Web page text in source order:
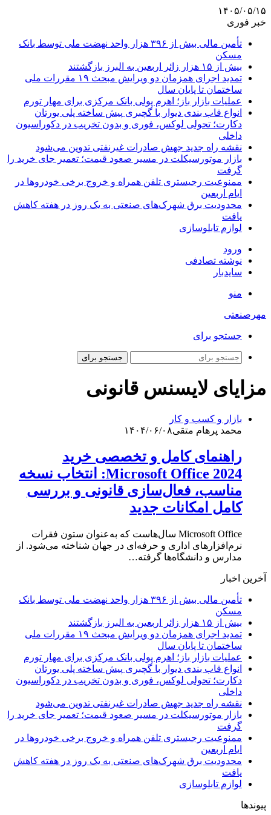
۱۴۰۵/۰۵/۱۵
خبر فوری
تأمین مالی بیش از ۳۹۶ هزار واحد نهضت ملی توسط بانک
مسکن
بیش از ۱۵ هزار زائر اربعین به البرز بازگشتند
تمدید اجرای همزمان دو ویرایش مبحث ۱۹ مقررات ملی
ساختمان تا پایان سال
عملیات بازار باز؛ اهرم پولی بانک مرکزی برای مهار تورم
انواع قاب بندی دیوار با گچبری پیش ساخته پلی یورتان
دکارت؛ تحولی لوکس، فوری و بدون تخریب در دکوراسیون
داخلی
نقشه راه جدید جهش صادرات غیرنفتی تدوین می‌شود
بازار موتورسیکلت در مسیر صعود قیمت؛ تعمیر جای خرید را
گرفت
ممنوعیت رجیستری تلفن همراه و خروج برخی خودروها در
ایام اربعین
محدودیت برق شهرک‌های صنعتی به یک روز در هفته کاهش
یافت
لوازم تابلوسازی
ورود
نوشته تصادفی
سایدبار
منو
مهرصنعتی
جستجو برای
جستجو برای
مزایای لایسنس قانونی
بازار و کسب و کار
محمد پرهام متقی۱۴۰۴/۰۶/۰۸
راهنمای کامل و تخصصی خرید
Microsoft Office 2024: انتخاب نسخه
مناسب، فعال‌سازی قانونی و بررسی
کامل امکانات جدید
Microsoft Office سال‌هاست که به‌عنوان ستون فقرات
نرم‌افزارهای اداری و حرفه‌ای در جهان شناخته می‌شود. از
مدارس و دانشگاه‌ها گرفته…
آخرین اخبار
تأمین مالی بیش از ۳۹۶ هزار واحد نهضت ملی توسط بانک
مسکن
بیش از ۱۵ هزار زائر اربعین به البرز بازگشتند
تمدید اجرای همزمان دو ویرایش مبحث ۱۹ مقررات ملی
ساختمان تا پایان سال
عملیات بازار باز؛ اهرم پولی بانک مرکزی برای مهار تورم
انواع قاب بندی دیوار با گچبری پیش ساخته پلی یورتان
دکارت؛ تحولی لوکس، فوری و بدون تخریب در دکوراسیون
داخلی
نقشه راه جدید جهش صادرات غیرنفتی تدوین می‌شود
بازار موتورسیکلت در مسیر صعود قیمت؛ تعمیر جای خرید را
گرفت
ممنوعیت رجیستری تلفن همراه و خروج برخی خودروها در
ایام اربعین
محدودیت برق شهرک‌های صنعتی به یک روز در هفته کاهش
یافت
لوازم تابلوسازی
پیوندها